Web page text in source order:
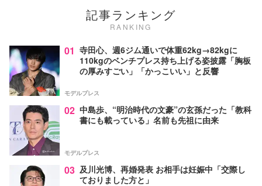
記事ランキング
RANKING
01 寺田心、週6ジム通いで体重62kg→82kgに
110kgのベンチプレス持ち上げる姿披露「胸板
の厚みすごい」「かっこいい」と反響
モデルプレス
02 中島歩、“明治時代の文豪”の玄孫だった「教科
書にも載っている」名前も先祖に由来
モデルプレス
03 及川光博、再婚発表 お相手は妊娠中「交際し
ておりました方と」